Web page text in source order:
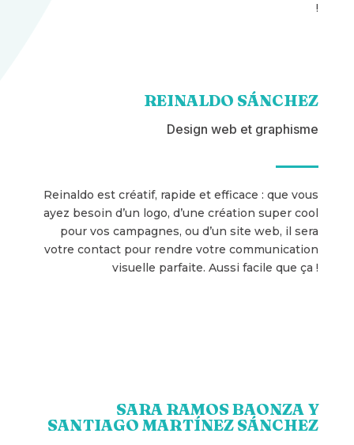
!
REINALDO SÁNCHEZ
Design web et graphisme
Reinaldo est créatif, rapide et efficace : que vous
ayez besoin d’un logo, d’une création super cool
pour vos campagnes, ou d’un site web, il sera
votre contact pour rendre votre communication
visuelle parfaite. Aussi facile que ça !
SARA RAMOS BAONZA Y
SANTIAGO MARTÍNEZ SÁNCHEZ